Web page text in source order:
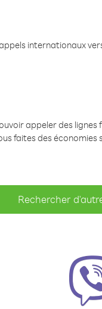
internationaux
appeler des
faites des économies
Rechercher